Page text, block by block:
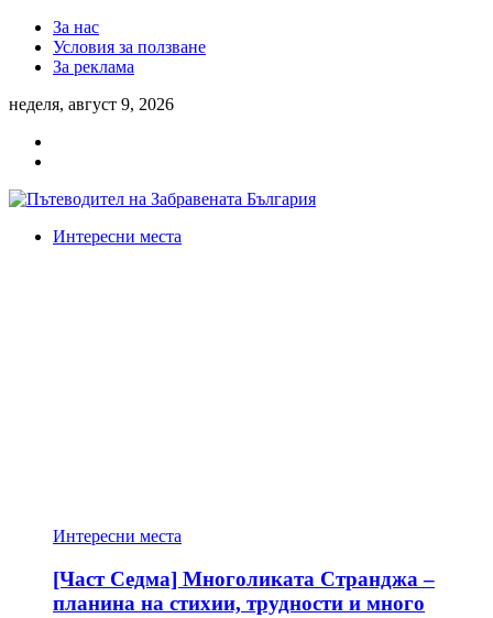
За нас
Условия за ползване
За реклама
неделя, август 9, 2026
Интересни места
Интересни места
[Част Седма] Многоликата Странджа –
планина на стихии, трудности и много